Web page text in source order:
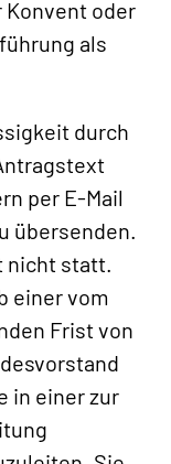
oder
als
durch
per E-Mail
übersenden.
nicht statt.
einer vom
Frist von
in einer zur